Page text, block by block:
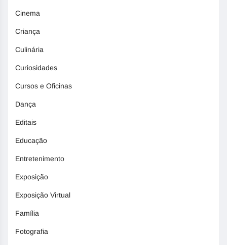
Cinema
Criança
Culinária
Curiosidades
Cursos e Oficinas
Dança
Editais
Educação
Entretenimento
Exposição
Exposição Virtual
Família
Fotografia